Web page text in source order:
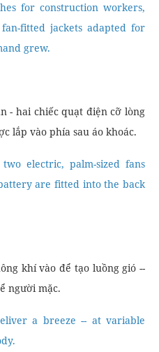
for construction workers,
fitted jackets adapted for
grew.
- hai chiếc quạt điện cỡ lòng
lắp vào phía sau áo khoác.
electric, palm-sized fans
are fitted into the back
khí vào để tạo luồng gió --
người mặc.
a breeze -- at variable